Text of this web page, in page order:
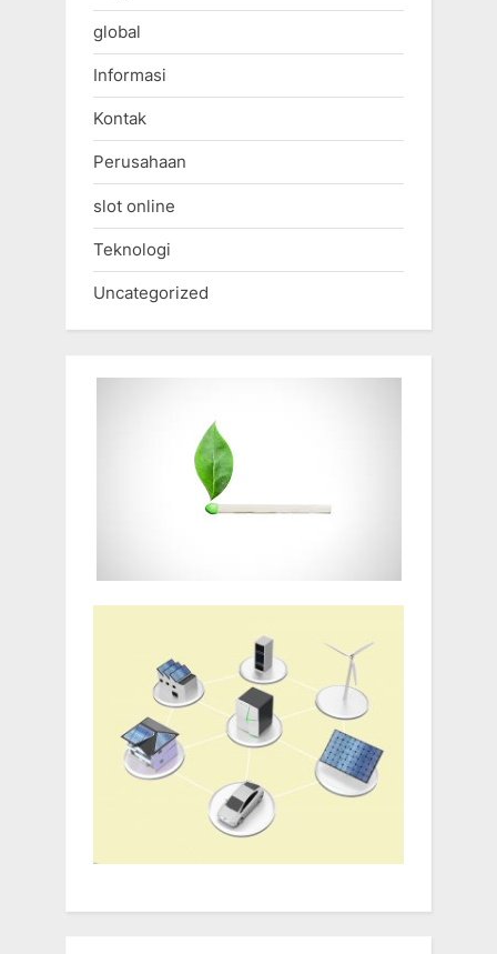
global
Informasi
Kontak
Perusahaan
slot online
Teknologi
Uncategorized